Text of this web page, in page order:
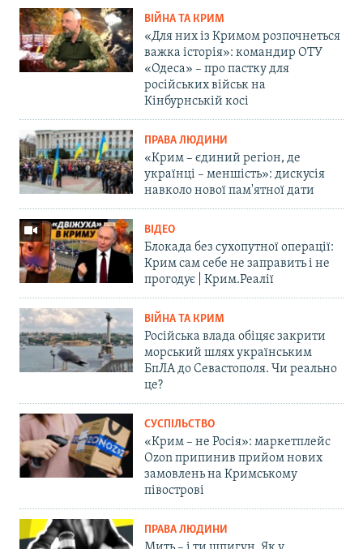
ВІЙНА ТА КРИМ
«Для них із Кримом розпочнеться
важка історія»: командир ОТУ
«Одеса» – про пастку для
російських військ на
Кінбурнській косі
ПРАВА ЛЮДИНИ
«Крим – єдиний регіон, де
українці – меншість»: дискусія
навколо нової пам'ятної дати
ВІДЕО
Блокада без сухопутної операції:
Крим сам себе не заправить і не
прогодує | Крим.Реалії
ВІЙНА ТА КРИМ
Російська влада обіцяє закрити
морський шлях українським
БпЛА до Севастополя. Чи реально
це?
СУСПІЛЬСТВО
«Крим – не Росія»: маркетплейс
Ozon припинив прийом нових
замовлень на Кримському
півострові
ПРАВА ЛЮДИНИ